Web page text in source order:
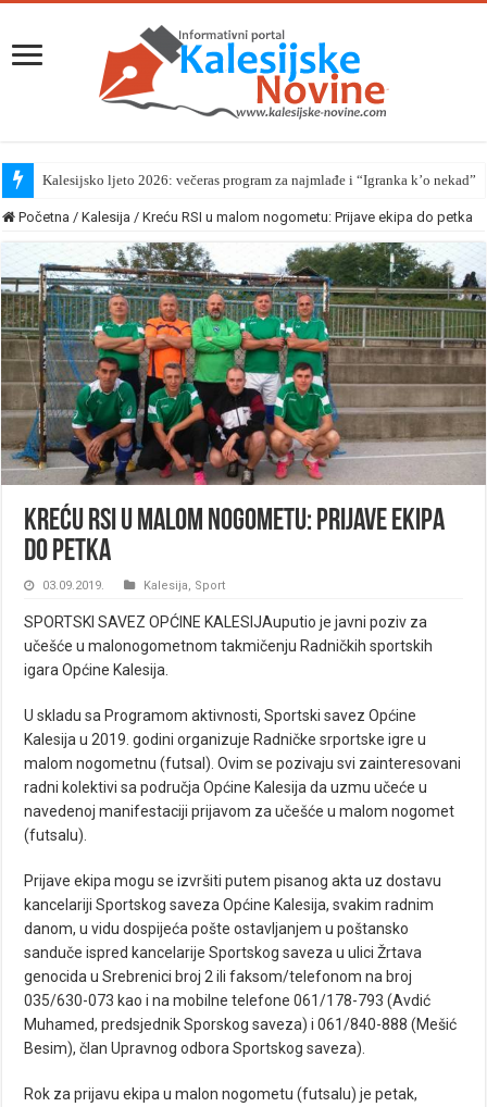
Kalesijsko ljeto 2026: večeras program za najmlađe i “Igranka k’o nekad”
Početna / Kalesija / Kreću RSI u malom nogometu: Prijave ekipa do petka
Kreću RSI u malom nogometu: Prijave ekipa
do petka
03.09.2019. Kalesija, Sport
SPORTSKI SAVEZ OPĆINE KALESIJAuputio je javni poziv za
učešće u malonogometnom takmičenju Radničkih sportskih
igara Općine Kalesija.
U skladu sa Programom aktivnosti, Sportski savez Općine
Kalesija u 2019. godini organizuje Radničke srportske igre u
malom nogometnu (futsal). Ovim se pozivaju svi zainteresovani
radni kolektivi sa područja Općine Kalesija da uzmu učeće u
navedenoj manifestaciji prijavom za učešće u malom nogomet
(futsalu).
Prijave ekipa mogu se izvršiti putem pisanog akta uz dostavu
kancelariji Sportskog saveza Općine Kalesija, svakim radnim
danom, u vidu dospijeća pošte ostavljanjem u poštansko
sanduče ispred kancelarije Sportskog saveza u ulici Žrtava
genocida u Srebrenici broj 2 ili faksom/telefonom na broj
035/630-073 kao i na mobilne telefone 061/178-793 (Avdić
Muhamed, predsjednik Sporskog saveza) i 061/840-888 (Mešić
Besim), član Upravnog odbora Sportskog saveza).
Rok za prijavu ekipa u malon nogometu (futsalu) je petak,